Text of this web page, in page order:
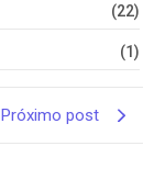
(22)
(1)
Próximo post